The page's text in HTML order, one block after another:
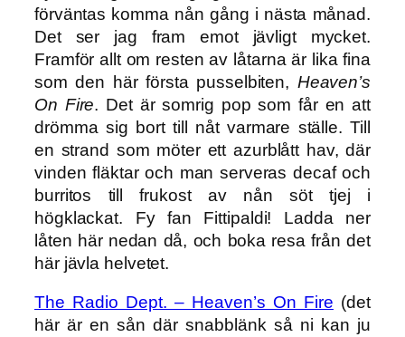
förväntas komma nån gång i nästa månad.
Det ser jag fram emot jävligt mycket.
Framför allt om resten av låtarna är lika fina
som den här första pusselbiten, Heaven’s
On Fire. Det är somrig pop som får en att
drömma sig bort till nåt varmare ställe. Till
en strand som möter ett azurblått hav, där
vinden fläktar och man serveras decaf och
burritos till frukost av nån söt tjej i
högklackat. Fy fan Fittipaldi! Ladda ner
låten här nedan då, och boka resa från det
här jävla helvetet.
The Radio Dept. – Heaven’s On Fire (det
här är en sån där snabblänk så ni kan ju